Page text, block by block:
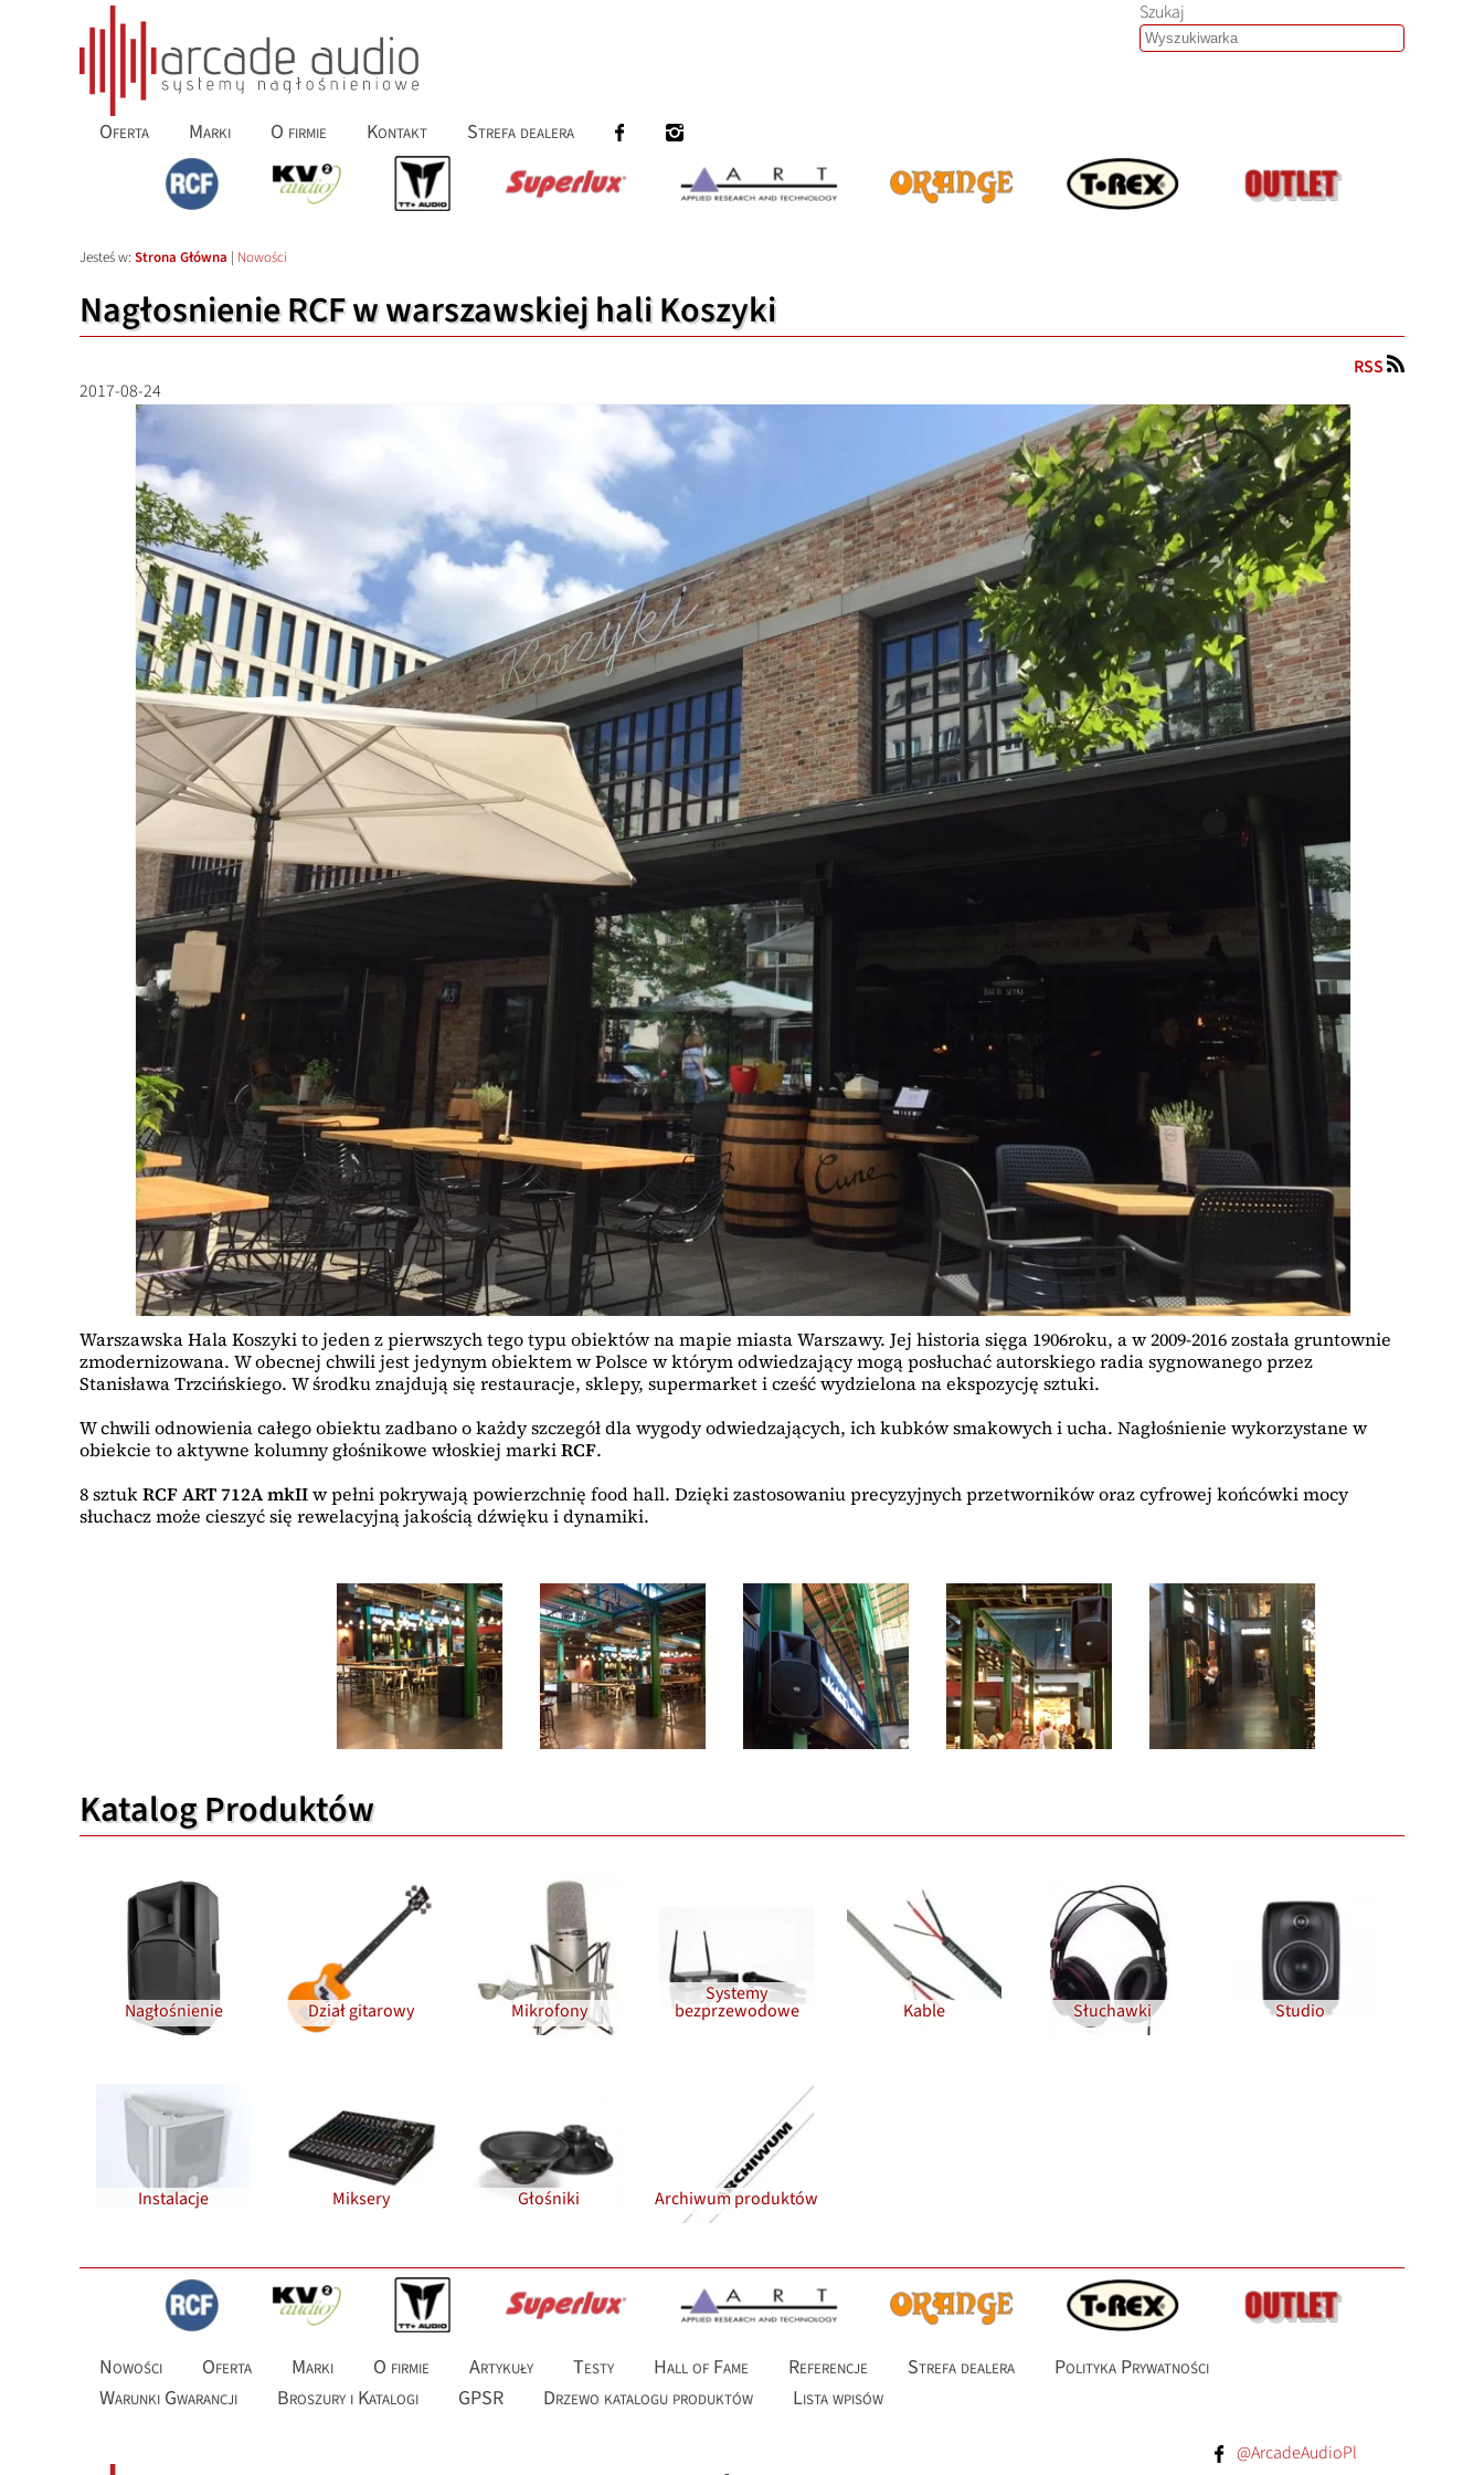
Szukaj
Oferta Marki O firmie Kontakt Strefa dealera
Jesteś w: Strona Główna | Nowości
Nagłosnienie RCF w warszawskiej hali Koszyki
RSS
2017-08-24
Warszawska Hala Koszyki to jeden z pierwszych tego typu obiektów na mapie miasta Warszawy. Jej historia sięga 1906roku, a w 2009-2016 została gruntownie
zmodernizowana. W obecnej chwili jest jedynym obiektem w Polsce w którym odwiedzający mogą posłuchać autorskiego radia sygnowanego przez
Stanisława Trzcińskiego. W środku znajdują się restauracje, sklepy, supermarket i cześć wydzielona na ekspozycję sztuki.
W chwili odnowienia całego obiektu zadbano o każdy szczegół dla wygody odwiedzających, ich kubków smakowych i ucha. Nagłośnienie wykorzystane w
obiekcie to aktywne kolumny głośnikowe włoskiej markiRCF.
8 sztukRCF ART 712A mkIIw pełni pokrywają powierzchnię food hall. Dzięki zastosowaniu precyzyjnych przetworników oraz cyfrowej końcówki mocy
słuchacz może cieszyć się rewelacyjną jakością dźwięku i dynamiki.
Katalog Produktów
Nagłośnienie Dział gitarowy Mikrofony
Systemy
bezprzewodowe Kable Słuchawki Studio
Instalacje Miksery Głośniki Archiwum produktów
Nowości Oferta Marki O firmie Artykuły Testy Hall of Fame Referencje Strefa dealera
Polityka Prywatności
Warunki Gwarancji
Broszury i Katalogi GPSR Drzewo katalogu produktów Lista wpisów
@ArcadeAudioPl